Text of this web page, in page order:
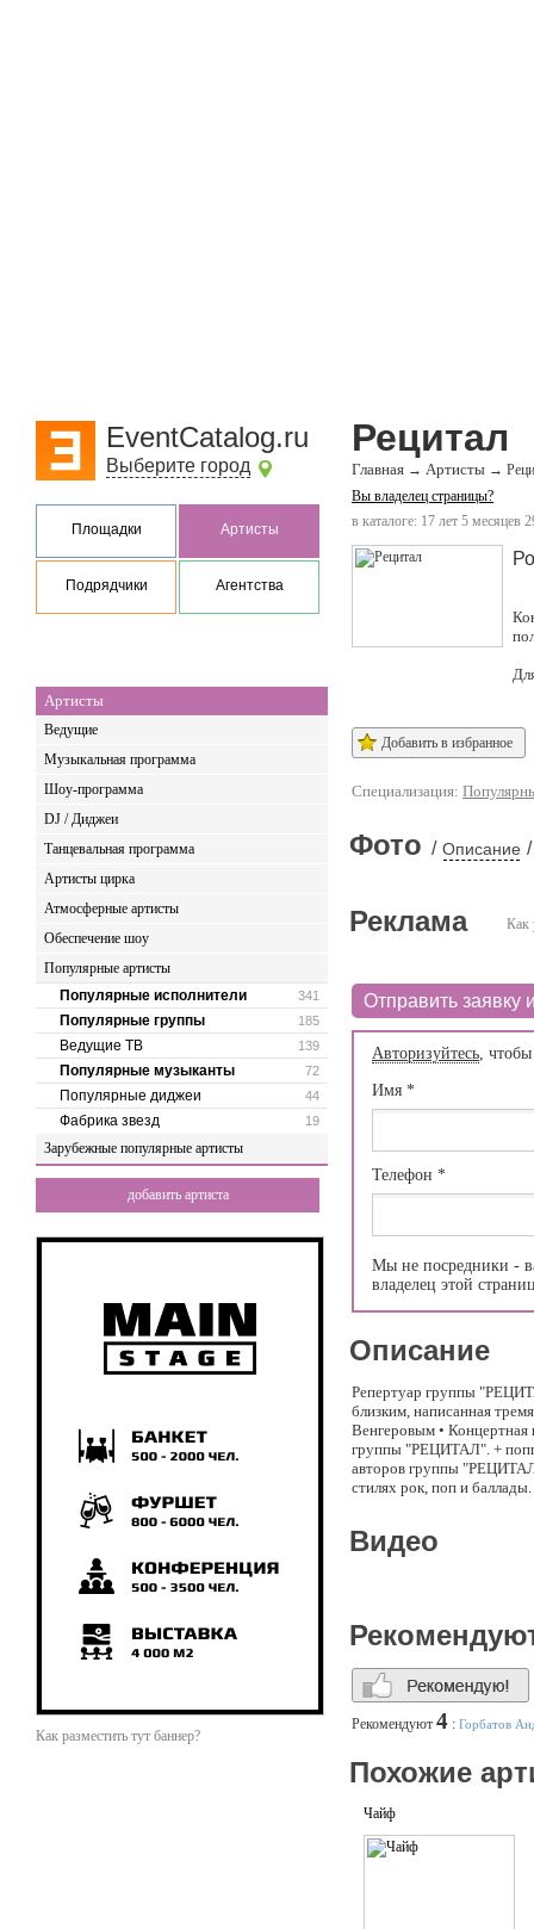
EventCatalog.ru
Выберите город
Площадки Артисты
Подрядчики Агентства
Артисты
Ведущие
Музыкальная программа
Шоу-программа
DJ / Диджеи
Танцевальная программа
Артисты цирка
Атмосферные артисты
Обеспечение шоу
Популярные артисты
341
Популярные исполнители
185
Популярные группы
139
Ведущие ТВ
72
Популярные музыканты
44
Популярные диджеи
19
Фабрика звезд
Зарубежные популярные артисты
добавить артиста
Как разместить тут баннер?
Рецитал
Главная → Артисты →
Вы владелец страницы?
в каталоге: 17 лет 5 месяцев
Добавить в избранное
Специализация:
Фото / Описание /
Как
Реклама
Отправить заявку
Авторизуйтесь,
Имя *
Телефон *
Мы не посредники -
владелец этой
Описание
Репертуар группы
близким, написанная
Венгеровым •
группы "РЕЦИТАЛ". +
авторов группы
стилях рок, поп и баллады.
Видео
Рекомендуют 4 : Горбатов
Похожие
Чайф